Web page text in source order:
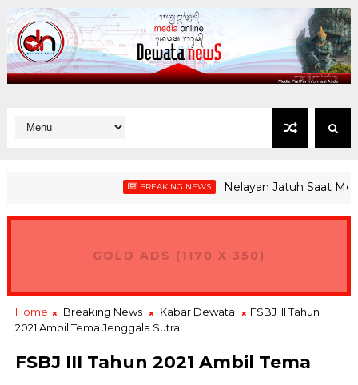
BREAKING NEWS Nelayan Jatuh Saat Melaut di
GOLD ADS (1170 X 350)
Home Breaking News Kabar Dewata
FSBJ III Tahun
2021 Ambil Tema Jenggala Sutra
FSBJ III Tahun 2021 Ambil Tema